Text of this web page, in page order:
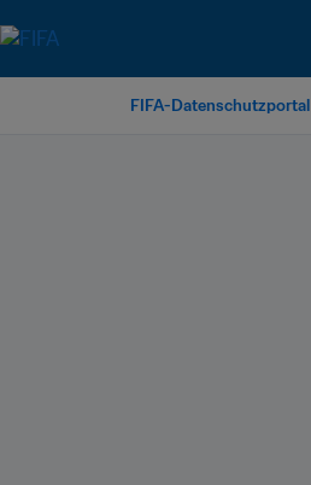
FIFA-Datenschutzportal